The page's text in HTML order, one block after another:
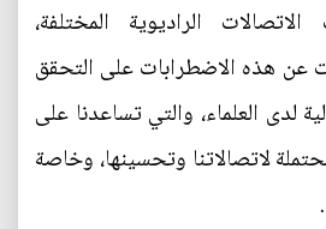
الراديوية المختلفة،
عن هذه الاضطرابات على التحقق
لدى العلماء، والتي تساعدنا على
لاتصالاتنا وتحسينها، وخاصة